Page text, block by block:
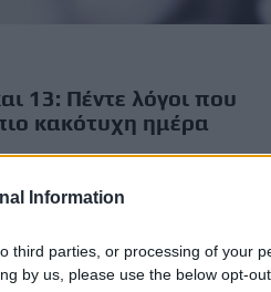
Information
third parties, or processing of your
by us, please use the below opt-
13: Πέντε λόγοι που
κακότυχη ημέρα
ημέρα του μήνα συμπίπτει με ημέρα
και 13»), ρίγη ανησυχίας